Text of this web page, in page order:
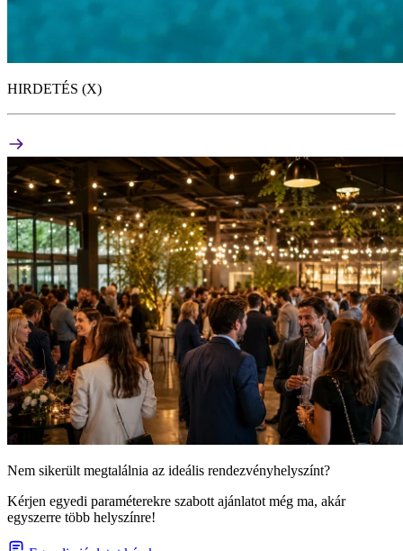
HIRDETÉS (X)
Nem sikerült megtalálnia az ideális rendezvényhelyszínt?
Kérjen egyedi paraméterekre szabott ajánlatot még ma, akár
egyszerre több helyszínre!